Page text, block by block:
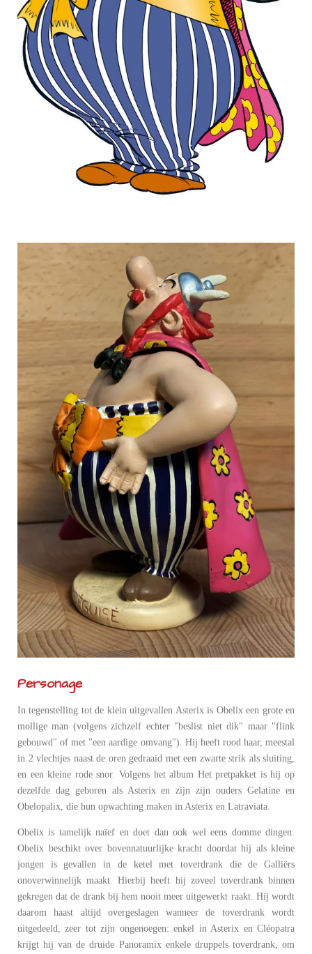
Personage
In tegenstelling tot de klein uitgevallen Asterix is Obelix een grote en
mollige man (volgens zichzelf echter "beslist niet dik" maar "flink
gebouwd" of met "een aardige omvang"). Hij heeft rood haar, meestal
in 2 vlechtjes naast de oren gedraaid met een zwarte strik als sluiting,
en een kleine rode snor. Volgens het album Het pretpakket is hij op
dezelfde dag geboren als Asterix en zijn zijn ouders Gelatine en
Obelopalix, die hun opwachting maken in Asterix en Latraviata.
Obelix is tamelijk naïef en doet dan ook wel eens domme dingen.
Obelix beschikt over bovennatuurlijke kracht doordat hij als kleine
jongen is gevallen in de ketel met toverdrank die de Galliërs
onoverwinnelijk maakt. Hierbij heeft hij zoveel toverdrank binnen
gekregen dat de drank bij hem nooit meer uitgewerkt raakt. Hij wordt
daarom haast altijd overgeslagen wanneer de toverdrank wordt
uitgedeeld, zeer tot zijn ongenoegen: enkel in Asterix en Cléopatra
krijgt hij van de druide Panoramix enkele druppels toverdrank, om